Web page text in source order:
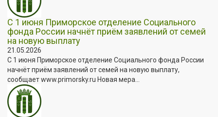
С 1 июня Приморское отделение Социального
фонда России начнёт приём заявлений от семей
на новую выплату
21.05.2026
С 1 июня Приморское отделение Социального фонда России
начнёт приём заявлений от семей на новую выплату,
сообщает www.primorsky.ru Новая мера...